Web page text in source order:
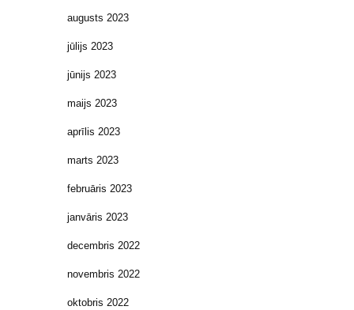
augusts 2023
jūlijs 2023
jūnijs 2023
maijs 2023
aprīlis 2023
marts 2023
februāris 2023
janvāris 2023
decembris 2022
novembris 2022
oktobris 2022